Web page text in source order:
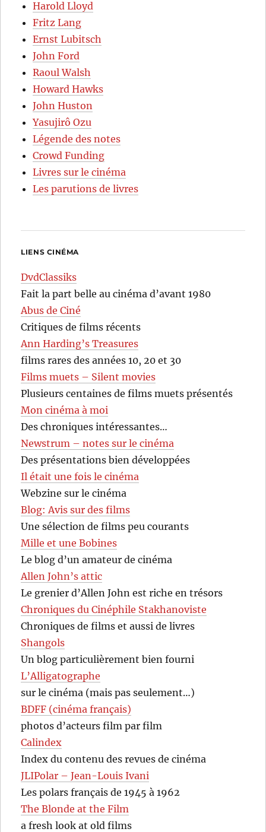
Harold Lloyd
Fritz Lang
Ernst Lubitsch
John Ford
Raoul Walsh
Howard Hawks
John Huston
Yasujirô Ozu
Légende des notes
Crowd Funding
Livres sur le cinéma
Les parutions de livres
LIENS CINÉMA
DvdClassiks
Fait la part belle au cinéma d’avant 1980
Abus de Ciné
Critiques de films récents
Ann Harding’s Treasures
films rares des années 10, 20 et 30
Films muets – Silent movies
Plusieurs centaines de films muets présentés
Mon cinéma à moi
Des chroniques intéressantes…
Newstrum – notes sur le cinéma
Des présentations bien développées
Il était une fois le cinéma
Webzine sur le cinéma
Blog: Avis sur des films
Une sélection de films peu courants
Mille et une Bobines
Le blog d’un amateur de cinéma
Allen John’s attic
Le grenier d’Allen John est riche en trésors
Chroniques du Cinéphile Stakhanoviste
Chroniques de films et aussi de livres
Shangols
Un blog particulièrement bien fourni
L’Alligatographe
sur le cinéma (mais pas seulement…)
BDFF (cinéma français)
photos d’acteurs film par film
Calindex
Index du contenu des revues de cinéma
JLIPolar – Jean-Louis Ivani
Les polars français de 1945 à 1962
The Blonde at the Film
a fresh look at old films